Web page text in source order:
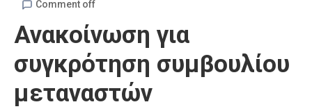
Comment off
Ανακοίνωση για
συγκρότηση συμβουλίου
μεταναστών